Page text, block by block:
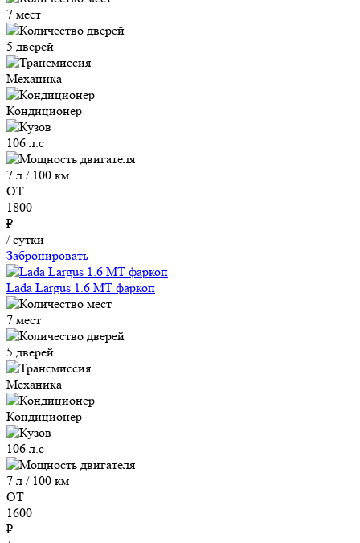
7 мест
5 дверей
Механика
Кондиционер
106 л.с
7 л / 100 км
ОТ
1800
₽
/ сутки
Забронировать
Lada Largus 1.6 MT фаркоп
7 мест
5 дверей
Механика
Кондиционер
106 л.с
7 л / 100 км
ОТ
1600
₽